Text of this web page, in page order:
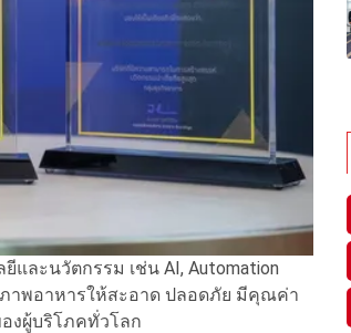
และนวัตกรรม เช่น AI, Automation
าพอาหารให้สะอาด ปลอดภัย มีคุณค่า
งผู้บริโภคทั่วโลก